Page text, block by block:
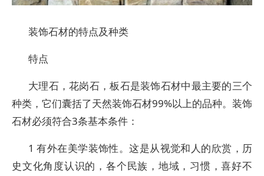
装饰石材的特点及种类
特点
大理石，花岗石，板石是装饰石材中最主要的三个
种类，它们囊括了天然装饰石材99%以上的品种。装饰
石材必须符合3条基本条件：
1 有外在美学装饰性。这是从视觉和人的欣赏，历
史文化角度认识的，各个民族，地域，习惯，喜好不